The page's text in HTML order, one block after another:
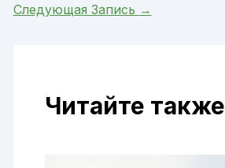
Следующая Запись →
Читайте также